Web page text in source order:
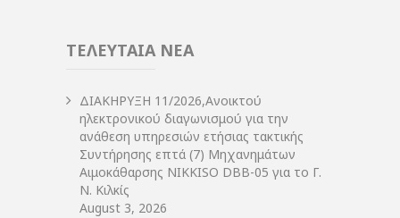
ΤΕΛΕΥΤΑΙΑ ΝΕΑ
ΔIΑΚΗΡΥΞΗ 11/2026,Ανοικτού
ηλεκτρονικού διαγωνισμού για την
ανάθεση υπηρεσιών ετήσιας τακτικής
Συντήρησης επτά (7) Μηχανημάτων
Αιμοκάθαρσης NIKKISO DBB-05 για το Γ.
Ν. Κιλκίς
August 3, 2026